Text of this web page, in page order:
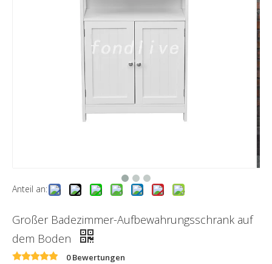
Anteil an:
Großer Badezimmer-Aufbewahrungsschrank auf
dem Boden
0 Bewertungen